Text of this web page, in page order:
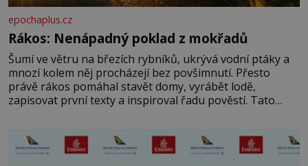
epochaplus.cz
Rákos: Nenápadný poklad z mokřadů
Šumí ve větru na březích rybníků, ukrývá vodní ptáky a
mnozí kolem něj procházejí bez povšimnutí. Přesto
právě rákos pomáhal stavět domy, vyrábět lodě,
zapisovat první texty a inspiroval řadu pověstí. Tato
letního koupání. Stačí se však podívat